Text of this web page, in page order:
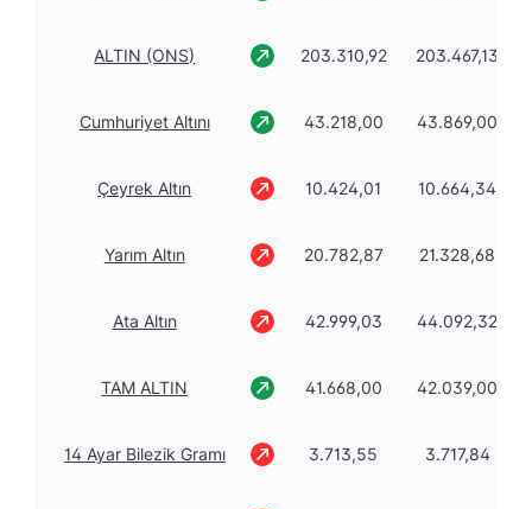
ALTIN (ONS) 203.310,92 203.467,13
Cumhuriyet Altını 43.218,00 43.869,00
Çeyrek Altın 10.424,01 10.664,34
Yarım Altın 20.782,87 21.328,68
Ata Altın 42.999,03 44.092,32
TAM ALTIN 41.668,00 42.039,00
14 Ayar Bilezik Gramı 3.713,55 3.717,84